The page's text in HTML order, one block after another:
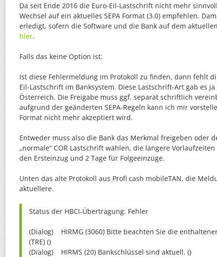
Da seit Ende 2016 die Euro-Eil-Lastschrift nicht mehr
Wechsel auf ein aktuelles SEPA Format (3.0) empfehlen.
erledigt, sofern die Software und die Bank auf dem
hier.
Falls das keine Option ist:
Ist diese Fehlermeldung im Protokoll zu finden, dann fehlt
Eil-Lastschrift im Banksystem. Diese Lastschrift-Art gab es
Österreich. Die Freigabe muss ggf. separat schriftlich
aufgrund der geänderten SEPA-Regeln kann ich mir
Format nicht mehr akzeptiert wird.
Entweder muss also die Bank das Merkmal freigeben oder
„normale“ COR Lastschrift wählen, die längere
den Ersteinzug und 2 Tage für Folgeeinzüge.
Unten das alte Protokoll aus Profi cash mobileTAN, die
aktuellere.
Status der HBCI-Übertragung: Fehler
(Dialog) HIRMG (3060) Bitte beachten Sie die
(TRE) ()
(Dialog) HIRMS (20) Bankschlüssel sind aktuell. ()